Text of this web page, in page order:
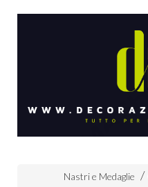
Nastri e Medaglie